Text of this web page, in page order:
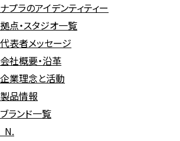
ナプラのアイデンティティー
拠点・スタジオ一覧
代表者メッセージ
会社概要・沿革
企業理念と活動
製品情報
ブランド一覧
N.